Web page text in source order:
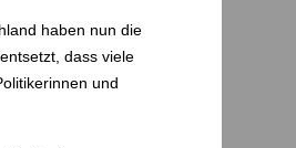
haben nun die
dass viele
und